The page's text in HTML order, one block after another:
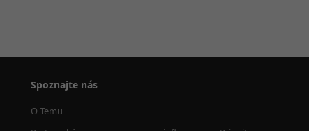
Spoznajte nás
O Temu